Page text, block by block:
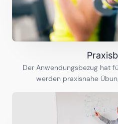
Leipzig
28Ausbildungen
Mainz &
19
Der Anwendungsbezug hat
werden praxisnahe